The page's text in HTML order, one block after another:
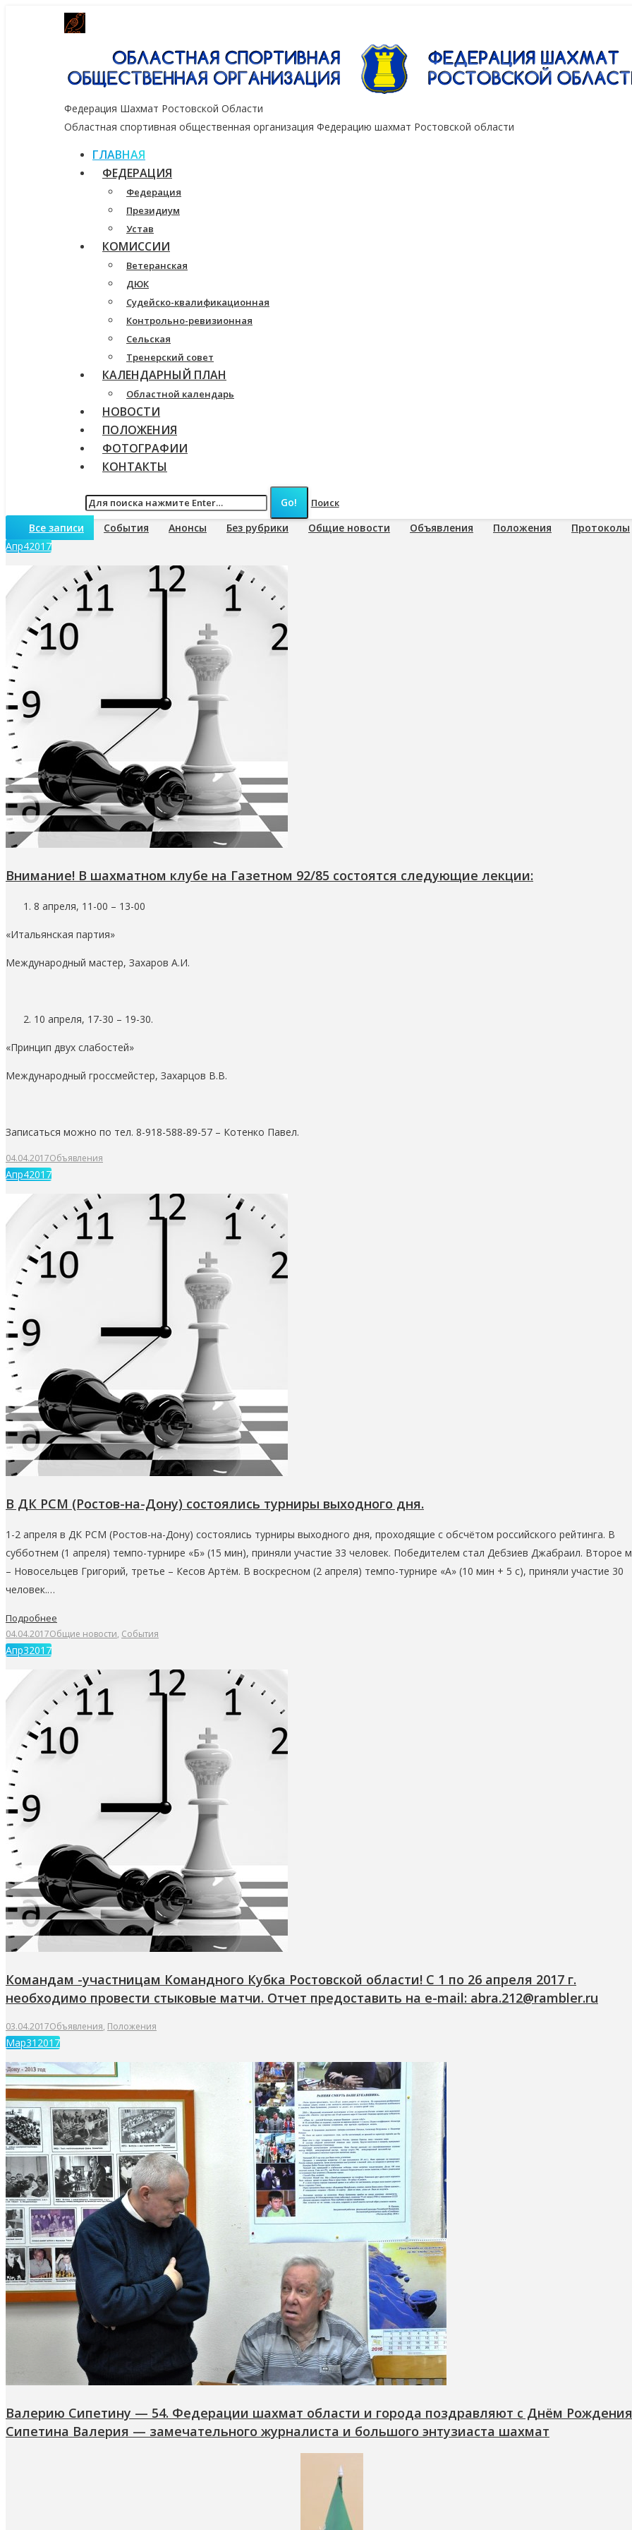
Федерация Шахмат Ростовской Области
Областная спортивная общественная организация Федерацию шахмат Ростовской области
ГЛАВНАЯ
ФЕДЕРАЦИЯ
Федерация
Президиум
Устав
КОМИССИИ
Ветеранская
ДЮК
Судейско-квалификационная
Контрольно-ревизионная
Сельская
Тренерский совет
КАЛЕНДАРНЫЙ ПЛАН
Областной календарь
НОВОСТИ
ПОЛОЖЕНИЯ
ФОТОГРАФИИ
КОНТАКТЫ
Поиск
Все записи События Анонсы Без рубрики Общие новости Объявления Положения
Протоколы
Апр42017
Внимание! В шахматном клубе на Газетном 92/85 состоятся следующие лекции:
8 апреля, 11-00 – 13-00
«Итальянская партия»
Международный мастер, Захаров А.И.
10 апреля, 17-30 – 19-30.
«Принцип двух слабостей»
Международный гроссмейстер, Захарцов В.В.
Записаться можно по тел. 8-918-588-89-57 – Котенко Павел.
04.04.2017Объявления
Апр42017
В ДК РСМ (Ростов-на-Дону) состоялись турниры выходного дня.
1-2 апреля в ДК РСМ (Ростов-на-Дону) состоялись турниры выходного дня, проходящие с обсчётом российского рейтинга. В
субботнем (1 апреля) темпо-турнире «Б» (15 мин), приняли участие 33 человек. Победителем стал Дебзиев Джабраил. Второе
– Новосельцев Григорий, третье – Кесов Артём. В воскресном (2 апреля) темпо-турнире «А» (10 мин + 5 с), приняли участие 30
человек.…
Подробнее
04.04.2017Общие новости, События
Апр32017
Командам -участницам Командного Кубка Ростовской области! С 1 по 26 апреля 2017 г.
необходимо провести стыковые матчи. Отчет предоставить на e-mail: abra.212@rambler.ru
03.04.2017Объявления, Положения
Мар31 2017
Валерию Сипетину — 54. Федерации шахмат области и города поздравляют с Днём Рождения
Сипетина Валерия — замечательного журналиста и большого энтузиаста шахмат